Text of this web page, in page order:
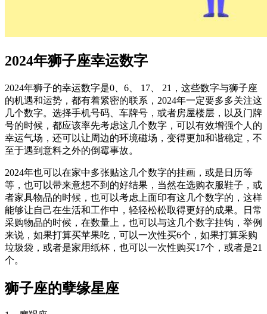
2024年狮子座幸运数字
2024年狮子的幸运数字是0、6、 17、 21，这些数字与狮子座
的机遇和运势，都有着紧密的联系，2024年一定要多多关注这
几个数字。选择手机号码、车牌号，或者房屋楼层，以及门牌
号的时候，都应该率先考虑这几个数字，可以有效增强个人的
幸运气场，还可以让周边的环境磁场，变得更加和谐稳定，不
至于遇到意料之外的倒霉事故。
2024年也可以在家中多张贴这几个数字的挂画，或是日历等
等，也可以带来意想不到的好结果，当然在选购衣服鞋子，或
者家具物品的时候，也可以考虑上面印有这几个数字的，这样
能够让自己在生活和工作中，轻轻松松取得更好的成果。日常
采购物品的时候，在数量上，也可以与这几个数字挂钩，举例
来说，如果打算买苹果吃，可以一次性买6个，如果打算采购
垃圾袋，或者是家用纸杯，也可以一次性购买17个，或者是21
个。
狮子座的孽缘星座